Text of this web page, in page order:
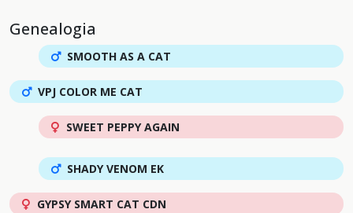
Genealogia
SMOOTH AS A CAT
VPJ COLOR ME CAT
SWEET PEPPY AGAIN
SHADY VENOM EK
GYPSY SMART CAT CDN